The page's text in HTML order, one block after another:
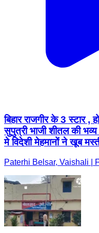
बिहार राजगीर के 3 स्टार
सुपुत्री भाजी शीतल की
मे विदेशी मेहमानों ने खूब
Paterhi Belsar, Vaishali |